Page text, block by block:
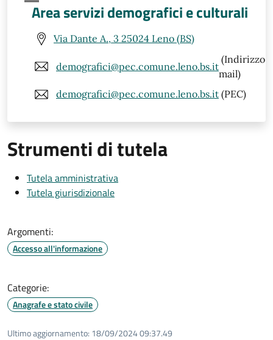
Area servizi demografici e culturali
Via Dante A., 3 25024 Leno (BS)
demografici@pec.comune.leno.bs.it
(Indirizzo
mail)
demografici@pec.comune.leno.bs.it (PEC)
Strumenti di tutela
Tutela amministrativa
Tutela giurisdizionale
Argomenti:
Accesso all'informazione
Categorie:
Anagrafe e stato civile
Ultimo aggiornamento: 18/09/2024 09:37.49